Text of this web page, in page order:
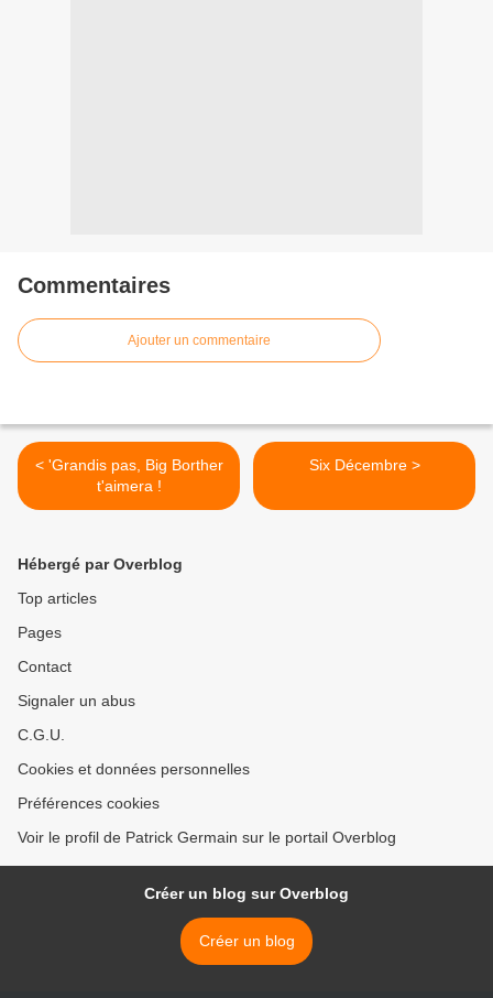
Commentaires
Ajouter un commentaire
< 'Grandis pas, Big Borther
t'aimera !
Six Décembre >
Hébergé par Overblog
Top articles
Pages
Contact
Signaler un abus
C.G.U.
Cookies et données personnelles
Préférences cookies
Voir le profil de Patrick Germain sur le portail Overblog
Créer un blog sur Overblog
Créer un blog